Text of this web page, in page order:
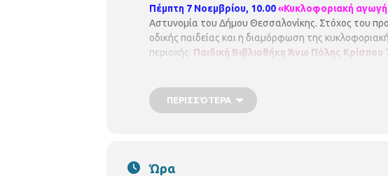
Πέμπτη 7 Νοεμβρίου, 10.00«Κυκλοφοριακή
Αστυνομία του Δήμου Θεσσαλονίκης. Στόχος του
οδικής παιδείας και η διαμόρφωση της
περιοχής. Παιδική Βιβλιοθήκη Άνω Πόλης Κρίσπου
ΠΕΡΙΣΣΌΤΕΡΑ
Ώρα